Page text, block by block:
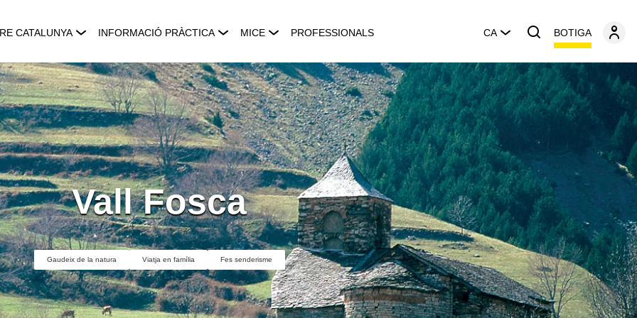
CATALUNYA INFORMACIÓ PRÀCTICA MICE PROFESSIONALS CA BOTIGA
Vall Fosca
Gaudeix de la natura Viatja en família Fes senderisme